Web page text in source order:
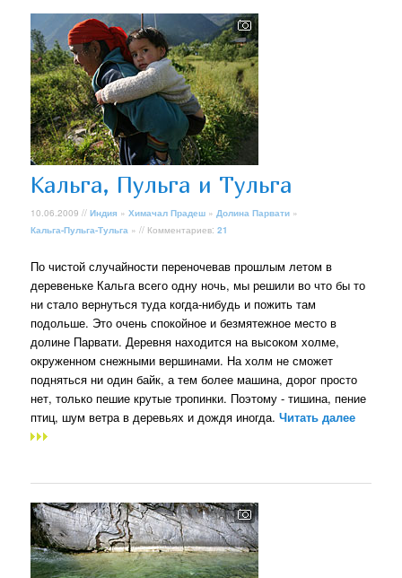
Кальга, Пульга и Тульга
10.06.2009 //Индия »Химачал Прадеш » Долина Парвати »
Кальга-Пульга-Тульга » // Комментариев:21
По чистой случайности переночевав прошлым летом в
деревеньке Кальга всего одну ночь, мы решили во что бы то
ни стало вернуться туда когда-нибудь и пожить там
подольше. Это очень спокойное и безмятежное место в
долине Парвати. Деревня находится на высоком холме,
окруженном снежными вершинами. На холм не сможет
подняться ни один байк, а тем более машина, дорог просто
нет, только пешие крутые тропинки. Поэтому - тишина, пение
птиц, шум ветра в деревьях и дождя иногда.Читать далее